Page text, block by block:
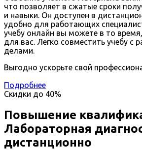
что позволяет в сжатые сроки
и навыки. Он доступен в
удобно для работающих
учебу онлайн вы можете в то
для вас. Легко совместить учебу с
делами.
Выгодно ускорьте свой
Подробнее
Скидки до 40%
Повышение
Лабораторная
дистанционно